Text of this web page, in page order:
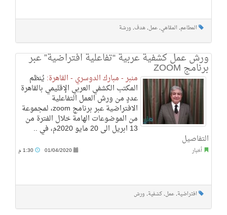
المطاعم, المقاهي, عمل, هدف, ورشة
ورش عمل كشفية عربية “تفاعلية افتراضية” عبر
برنامج ZOOM
منبر - مبارك الدوسري - القاهرة: يُنظم
المكتب الكشفي العربي الإقليمي بالقاهرة
عددٍ من ورش العمل التفاعلية
الافتراضية عبر برنامج zoom، لمجموعة
من الموضوعات الهامة خلال الفترة من
13 ابريل الى 20 مايو 2020م، في ..
التفاصيل
أخبار 01/04/2020
افتراضية, عمل, كشفية, ورش